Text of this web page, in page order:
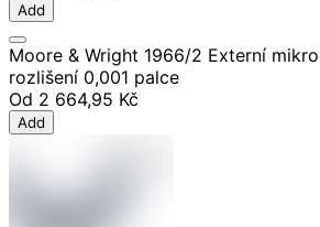
Add
Moore & Wright 1966/2 Externí
rozlišení 0,001 palce
Od 2 664,95 Kč
Add